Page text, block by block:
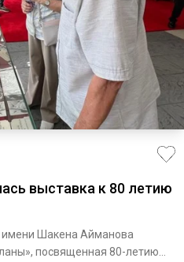
выставка к 80 летию
имени Шакена Айманова
посвященная 80-летию